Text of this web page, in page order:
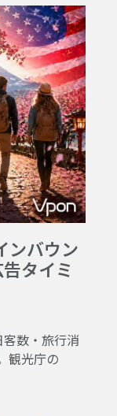
ンバウン
タイミ
数・旅行消
観光庁の